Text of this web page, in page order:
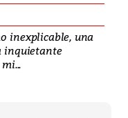
inexplicable, una
inquietante